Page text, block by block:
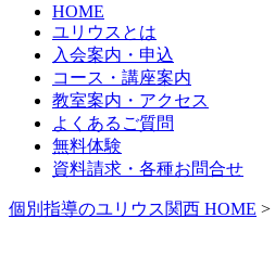
HOME
ユリウスとは
入会案内・申込
コース・講座案内
教室案内・アクセス
よくあるご質問
無料体験
資料請求・各種お問合せ
個別指導のユリウス関西 HOME >